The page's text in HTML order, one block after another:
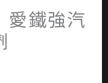
愛鐵強汽